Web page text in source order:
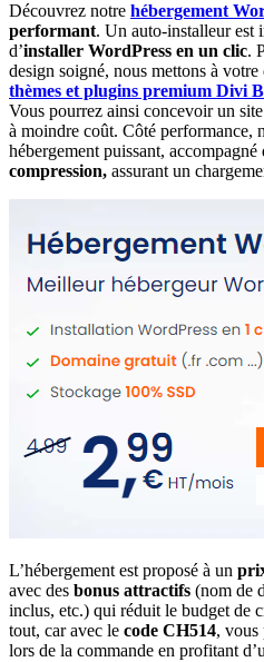
Découvrez notre hébergement
performant. Un auto-installeur est
d’installer WordPress en un clic.
design soigné, nous mettons à
thèmes et plugins premium Divi
Vous pourrez ainsi concevoir un
à moindre coût. Côté performance,
hébergement puissant, accompagné
compression, assurant un
L’hébergement est proposé à un
avec des bonus attractifs (nom de
inclus, etc.) qui réduit le budget de
tout, car avec le code CH514, vous
lors de la commande en profitant